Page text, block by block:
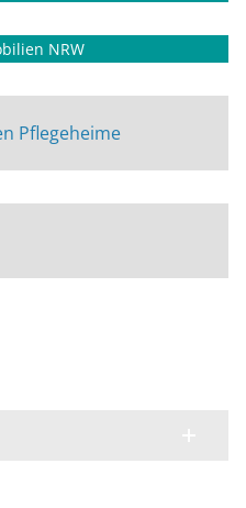
NRW
Pflegeheime